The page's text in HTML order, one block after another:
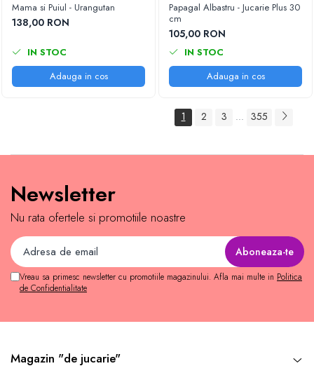
Mama si Puiul - Urangutan
138,00 RON
IN STOC
Adauga in cos
Papagal Albastru - Jucarie Plus 30
cm
105,00 RON
IN STOC
Adauga in cos
1 2 3 ... 355
Newsletter
Nu rata ofertele si promotiile noastre
Vreau sa primesc newsletter cu promotiile magazinului. Afla mai multe in Politica
de Confidentialitate
Magazin "de jucarie"